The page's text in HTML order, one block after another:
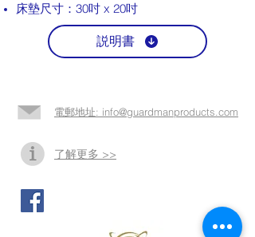
床墊尺寸：30吋 x 20吋
説明書
電郵地址: info@guardmanproducts.com​
了解更多 >>